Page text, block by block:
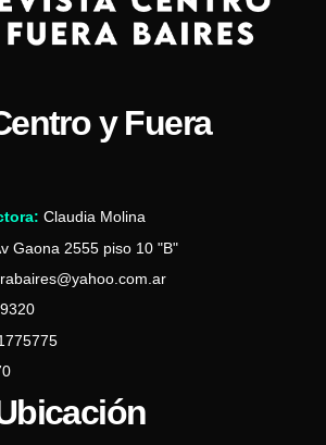
y Fuera
Claudia Molina
Gaona 2555 piso 10 "B"